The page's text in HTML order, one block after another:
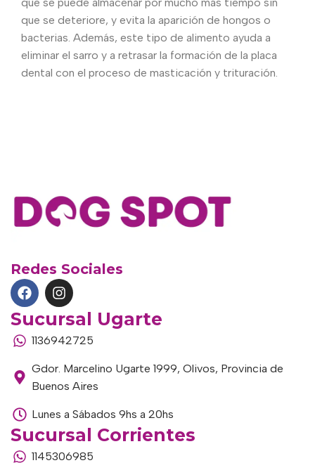
que se puede almacenar por mucho más tiempo sin
que se deteriore, y evita la aparición de hongos o
bacterias. Además, este tipo de alimento ayuda a
eliminar el sarro y a retrasar la formación de la placa
dental con el proceso de masticación y trituración.
Redes Sociales
Sucursal Ugarte
1136942725
Gdor. Marcelino Ugarte 1999, Olivos, Provincia de
Buenos Aires
Lunes a Sábados 9hs a 20hs
Sucursal Corrientes
1145306985